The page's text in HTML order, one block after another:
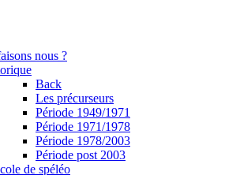
nous ?
Back
Les précurseurs
Période 1949/1971
Période 1971/1978
Période 1978/2003
Période post 2003
de spéléo